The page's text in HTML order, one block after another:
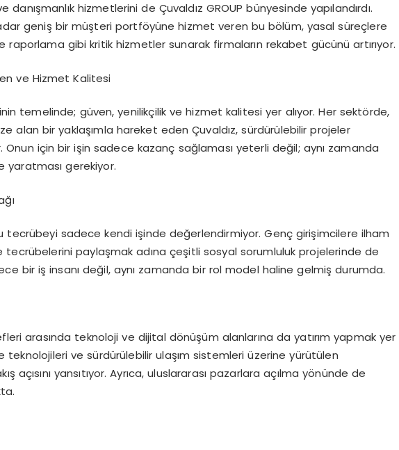
danışmanlık hizmetlerini de Çuvaldız GROUP bünyesinde yapılandırdı.
geniş bir müşteri portföyüne hizmet veren bu bölüm, yasal süreçlere
raporlama gibi kritik hizmetler sunarak firmaların rekabet gücünü artırıyor.
ve Hizmet Kalitesi
temelinde; güven, yenilikçilik ve hizmet kalitesi yer alıyor. Her sektörde,
alan bir yaklaşımla hareket eden Çuvaldız, sürdürülebilir projeler
için bir işin sadece kazanç sağlaması yeterli değil; aynı zamanda
yaratması gerekiyor.
tecrübeyi sadece kendi işinde değerlendirmiyor. Genç girişimcilere ilham
tecrübelerini paylaşmak adına çeşitli sosyal sorumluluk projelerinde de
bir iş insanı değil, aynı zamanda bir rol model haline gelmiş durumda.
arasında teknoloji ve dijital dönüşüm alanlarına da yatırım yapmak yer
teknolojileri ve sürdürülebilir ulaşım sistemleri üzerine yürütülen
açısını yansıtıyor. Ayrıca, uluslararası pazarlara açılma yönünde de